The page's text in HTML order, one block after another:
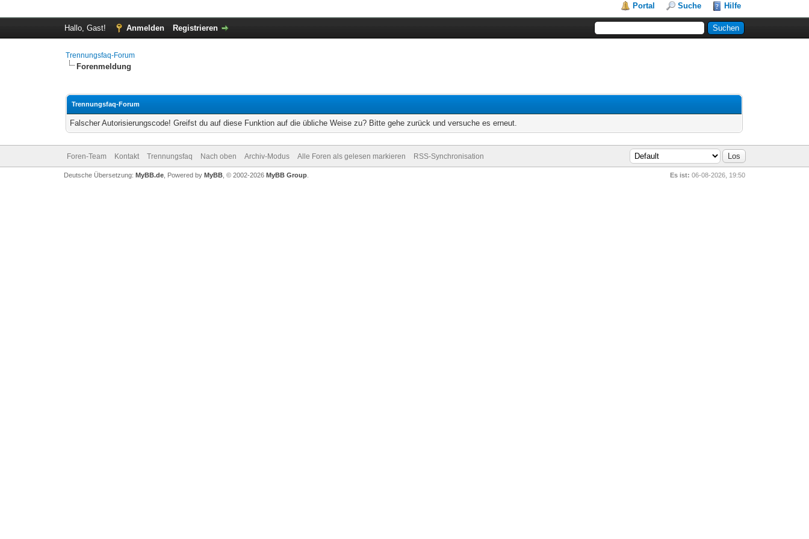
Portal Suche Hilfe
Hallo, Gast! Anmelden Registrieren
Trennungsfaq-Forum
Forenmeldung
Trennungsfaq-Forum
Falscher Autorisierungscode! Greifst du auf diese Funktion auf die übliche Weise zu? Bitte gehe zurück und versuche es erneut.
Foren-Team Kontakt Trennungsfaq Nach oben Archiv-Modus Alle Foren als gelesen markieren RSS-Synchronisation
Es ist: 06-08-2026, 19:50
Deutsche Übersetzung: MyBB.de, Powered by MyBB, © 2002-2026 MyBB Group.